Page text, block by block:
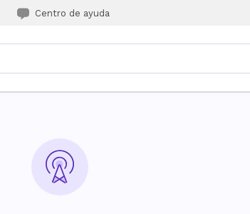
Centro de ayuda